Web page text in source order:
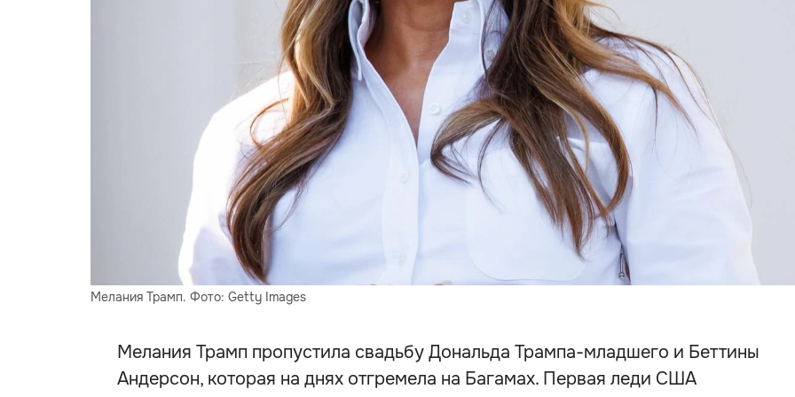
Мелания Трамп. Фото: Getty Images
Мелания Трамп пропустила свадьбу Дональда Трампа-младшего и Беттины
Андерсон, которая на днях отгремела на Багамах. Первая леди США